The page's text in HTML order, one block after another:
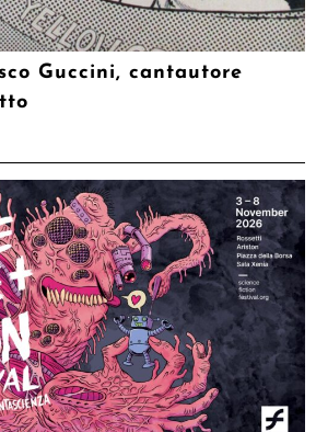
Guccini, cantautore